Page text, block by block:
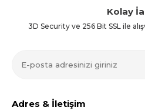
Kolay
3D Security ve 256 Bit SSL ile
Adres & İletişim